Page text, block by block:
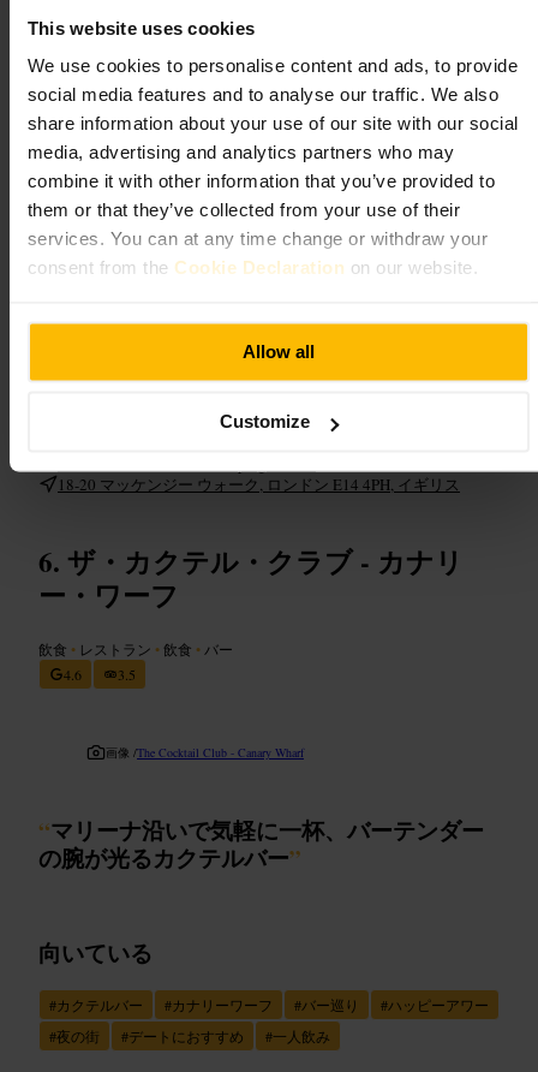
This website uses cookies
We use cookies to personalise content and ads, to provide
social media features and to analyse our traffic. We also
share information about your use of our site with our social
media, advertising and analytics partners who may
combine it with other information that you’ve provided to
them or that they’ve collected from your use of their
services. You can at any time change or withdraw your
consent from the Cookie Declaration on our website.
Allow all
Customize
#カナリーワーフ # ワインバー
# グループ飲み #デート向け
期待できること
グラスとボトルでワインを選べます。店内はモダンで居心地がよ
く、ひとりでもグループでも使えます。スタッフはワインに詳し
いことが多く、相談して好みを伝えればおすすめを教えてくれま
す。
ずつ試すならグラスで注文すると幅が楽しめます。近隣にオフィ
18-20 マッケンジー ウォーク, ロンドン E14 4PH, イギリス
ザ・カクテル・クラブ - カナリ
ー・ワーフ
飲食 • レストラン • 飲食 • バー
4.6
3.5
画像 /The Cocktail Club - Canary Wharf
“マリーナ沿いで気軽に一杯、バーテンダー
の腕が光るカクテルバー”
向いている
#カクテルバー #カナリーワーフ #バー巡り #ハッピーアワー
#夜の街 #デートにおすすめ #一人飲み